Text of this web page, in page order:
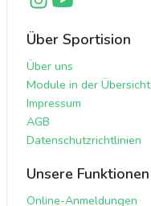
Über Sportision
Über uns
Module in der Übersicht
Impressum
AGB
Datenschutzrichtlinien
Unsere Funktionen
Online-Anmeldungen